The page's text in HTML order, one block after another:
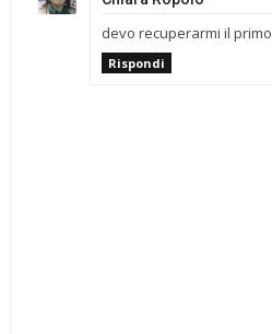
devo recuperarmi il primo
Rispondi